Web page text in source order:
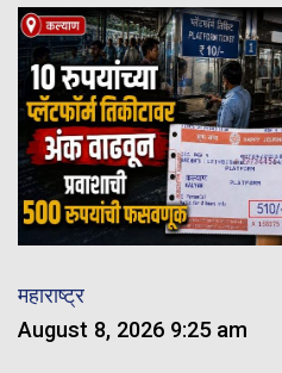
महाराष्ट्र
August 8, 2026 9:25 am